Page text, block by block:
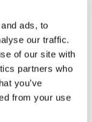
ads, to
our traffic.
of our site with
partners who
you’ve
from your use
sono ancora in
e dei suoi occupati.